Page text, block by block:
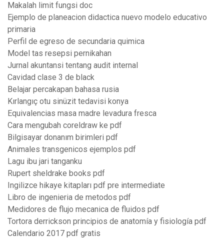
Makalah limit fungsi doc
Ejemplo de planeacion didactica nuevo modelo educativo
primaria
Perfil de egreso de secundaria quimica
Model tas resepsi pernikahan
Jurnal akuntansi tentang audit internal
Cavidad clase 3 de black
Belajar percakapan bahasa rusia
Kırlangıç otu sinüzit tedavisi konya
Equivalencias masa madre levadura fresca
Cara mengubah coreldraw ke pdf
Bilgisayar donanım birimleri pdf
Animales transgenicos ejemplos pdf
Lagu ibu jari tanganku
Rupert sheldrake books pdf
Ingilizce hikaye kitapları pdf pre intermediate
Libro de ingenieria de metodos pdf
Medidores de flujo mecanica de fluidos pdf
Tortora derrickson principios de anatomía y fisiología pdf
Calendario 2017 pdf gratis